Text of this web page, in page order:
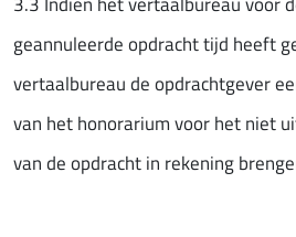
geannuleerde opdracht tijd heeft
vertaalbureau de opdrachtgever
van het honorarium voor het niet
van de opdracht in rekening